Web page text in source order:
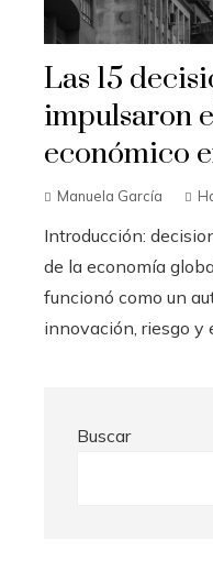
Las 15
impulsaron
económico
Manuela García
Introducción:
de la economía
funcionó como un
innovación, riesgo y
Buscar